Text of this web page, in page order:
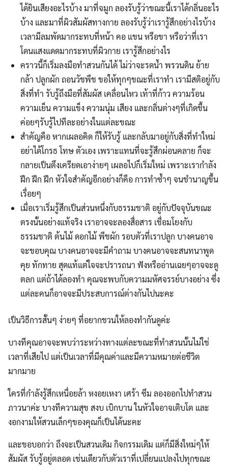
Search
for:
Search
ได้ยินเสียงอะไรบ้าง มาที่จมูก ลองรับรู้ว่าขณะนี้เราได้กลิ่นอะไร
บ้าง และมาที่ผิวสัมผัสทางกาย ลองรับรู้ว่าเรารู้สึกอย่างไรบ้าง
เวลามีลมพัดมากระทบที่หน้า คอ แขน หรือขา หรือว่าที่เรา
โดนแสงแดดมากระทบที่ผิวกาย เรารู้สึกอย่างไร
คราวนี้ก็เริ่มลงมือทำสวนกันได้ ไม่ว่าจะรดน้ำ พรวนดิน ย้าย
กล้า ปลูกผัก ถอนวัชพืช ขอให้ทุกๆขณะที่เราทำ เรามีสติอยู่กับ
สิ่งที่ทำ รับรู้ถึงมือที่สัมผัส เคลื่อนไหว เท้าที่ก้าว ความร้อน
ความเย็น ความแข็ง ความนุ่ม เสียง และกลิ่นต่างๆที่เกิดขึ้น
ค่อยๆรับรู้ไปทีละอย่างในแต่ละขณะ
สำคัญคือ หากเผลอคิด ก็ให้รับรู้ และกลับมาอยู่กับสิ่งที่ทำใหม่
อย่าได้โกรธ โทษ ตัวเอง เพราะแทนที่จะรู้สึกผ่อนคลาย ก็จะ
กลายเป็นตึงเครียดเอาง่ายๆ เผลอไปก็เริ่มใหม่ เพราะเรากำลัง
ฝึก ฝึก ฝึก หัวใจสำคัญอีกอย่างก็คือ การทำซ้ำๆ จนชำนาญขึ้น
เรื่อยๆ
เมื่อเราเริ่มรู้สึกเป็นส่วนหนึ่งกับธรรมชาติ อยู่กับปัจจุบันขณะ
ตรงนั้นอย่างแท้จริง เราอาจจะลองสื่อสาร เชื่อมโยงกับ
ธรรมชาติ ต้นไม้ ดอกไม้ พืชผัก รอบตัวที่เราปลูก บางคนอาจ
จะขอบคุณ บางคนอาจจะมีคำถาม บางคนอาจจะสนทนาพูด
คุย ทักทาย สุดแท้แต่ใจจะปรารถนา ฟังหรืออ่านเฉยๆอาจจะดู
ตลก แต่ถ้าได้ลองทำ คุณจะพบกับความมหัศจรรย์บางอย่าง ซึ่ง
แต่ละคนก็อาจจะมีประสบการณ์ต่างกันไปนะคะ
เป็นวิธีการสั้นๆ ง่ายๆ ที่อยากชวนให้ลองทำกันดูค่ะ
บางทีคุณอาจจะพบว่าระหว่างทางแต่ละขณะที่ทำสวนนั้นไม่ใช่
เวลาที่เสียไป แต่เป็นเวลาที่มีคุณค่าและมีความหมายต่อชีวิต
มากมาย
ใครที่กำลังรู้สึกเหนื่อยล้า หงอยเหงา เศร้า ซึม ลองออกไปทำสวน
ภาวนาค่ะ บางทีความสุข สงบ เบิกบาน ในหัวใจอาจเติบโต และ
งอกงามให้สวนเล็กๆของคุณก็เป็นได้นะคะ
และขอบอกว่า ถึงจะเป็นสวนเดิม กิจกรรมเดิม แต่ก็มีสิ่งใหม่ๆให้
สัมผัส รับรู้อยู่ตลอด เช่นเดียวกับตัวเราที่เปลี่ยนแปลงไปทุกขณะ